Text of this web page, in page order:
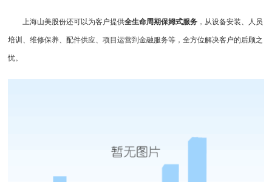
上海山美股份还可以为客户提供全生命周期保姆式服务 ，从设备安装、人员
培训、维修保养、配件供应、项目运营到金融服务等，全方位解决客户的后顾之
忧。